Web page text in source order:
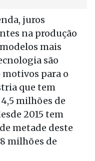
juros
na produção
mais
são
para o
que tem
milhões de
2015 tem
metade deste
milhões de